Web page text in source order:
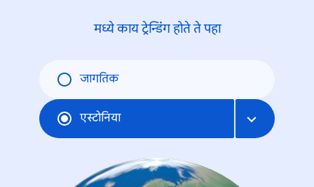
मध्ये काय ट्रेन्डिंंग होते ते पहा
जागतिक
एस्टोनिया